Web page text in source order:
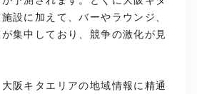
設に加えて、バーやラウンジ、
集中しており、競争の激化が見
阪キタエリアの地域情報に精通